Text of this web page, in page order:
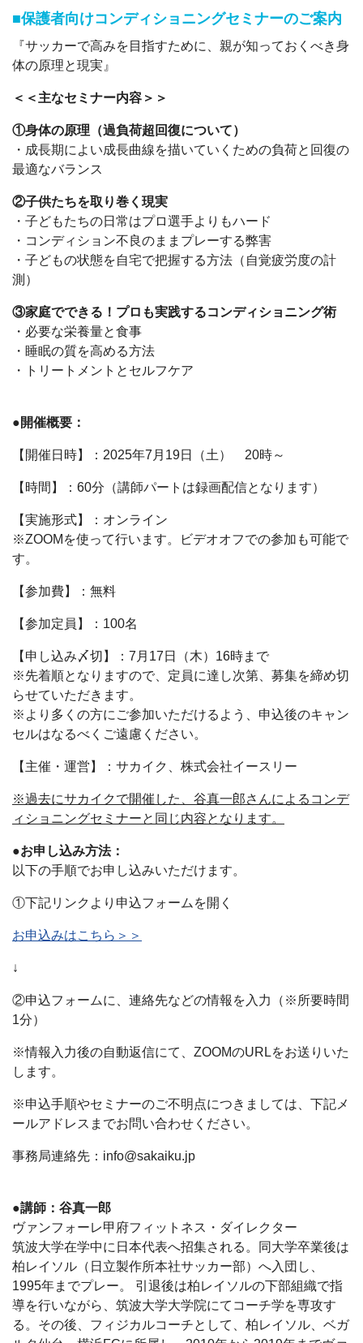
■保護者向けコンディショニングセミナーのご案内
『サッカーで高みを目指すために、親が知っておくべき身
体の原理と現実』
＜＜主なセミナー内容＞＞
①身体の原理（過負荷超回復について）
・成長期によい成長曲線を描いていくための負荷と回復の
最適なバランス
②子供たちを取り巻く現実
・子どもたちの日常はプロ選手よりもハード
・コンディション不良のままプレーする弊害
・子どもの状態を自宅で把握する方法（自覚疲労度の計
測）
③家庭でできる！プロも実践するコンディショニング術
・必要な栄養量と食事
・睡眠の質を高める方法
・トリートメントとセルフケア
●開催概要：
【開催日時】：2025年7月19日（土） 20時～
【時間】：60分（講師パートは録画配信となります）
【実施形式】：オンライン
※ZOOMを使って行います。ビデオオフでの参加も可能で
す。
【参加費】：無料
【参加定員】：100名
【申し込み〆切】：7月17日（木）16時まで
※先着順となりますので、定員に達し次第、募集を締め切
らせていただきます。
※より多くの方にご参加いただけるよう、申込後のキャン
セルはなるべくご遠慮ください。
【主催・運営】：サカイク、株式会社イースリー
※過去にサカイクで開催した、谷真一郎さんによるコンデ
ィショニングセミナーと同じ内容となります。
●お申し込み方法：
以下の手順でお申し込みいただけます。
①下記リンクより申込フォームを開く
お申込みはこちら＞＞
↓
②申込フォームに、連絡先などの情報を入力（※所要時間
1分）
※情報入力後の自動返信にて、ZOOMのURLをお送りいた
します。
※申込手順やセミナーのご不明点につきましては、下記メ
ールアドレスまでお問い合わせください。
事務局連絡先：info@sakaiku.jp
●講師：谷真一郎
ヴァンフォーレ甲府フィットネス・ダイレクター
筑波大学在学中に日本代表へ招集される。同大学卒業後は
柏レイソル（日立製作所本社サッカー部）へ入団し、
1995年までプレー。 引退後は柏レイソルの下部組織で指
導を行いながら、筑波大学大学院にてコーチ学を専攻す
る。その後、フィジカルコーチとして、柏レイソル、ベガ